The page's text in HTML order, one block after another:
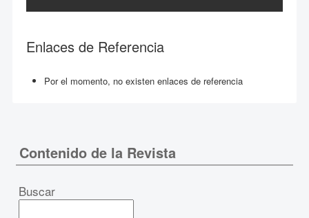
Enlaces de Referencia
Por el momento, no existen enlaces de referencia
Contenido de la Revista
Buscar